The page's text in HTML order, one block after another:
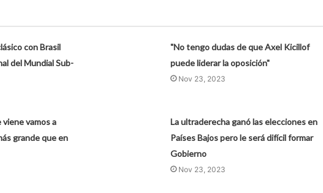
con Brasil
del Mundial Sub-
"No tengo dudas de que Axel Kicillof
puede liderar la oposición"
Nov 23, 2023
viene vamos a
grande que en
La ultraderecha ganó las elecciones en
Países Bajos pero le será difícil formar
Gobierno
Nov 23, 2023